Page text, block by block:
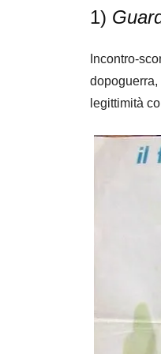
1)
Incontro-
dopoguerra,
legittimità